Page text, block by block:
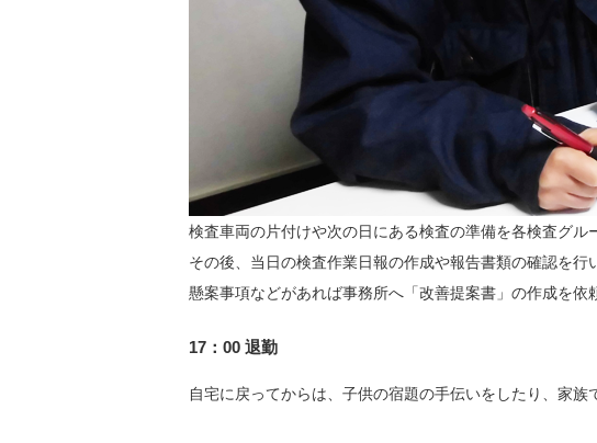
検査車両の片付けや次の日にある検査の準備を各検査グル
その後、当日の検査作業日報の作成や報告書類の確認を行
懸案事項などがあれば事務所へ「改善提案書」の作成を依
17：00 退勤
自宅に戻ってからは、子供の宿題の手伝いをしたり、家族